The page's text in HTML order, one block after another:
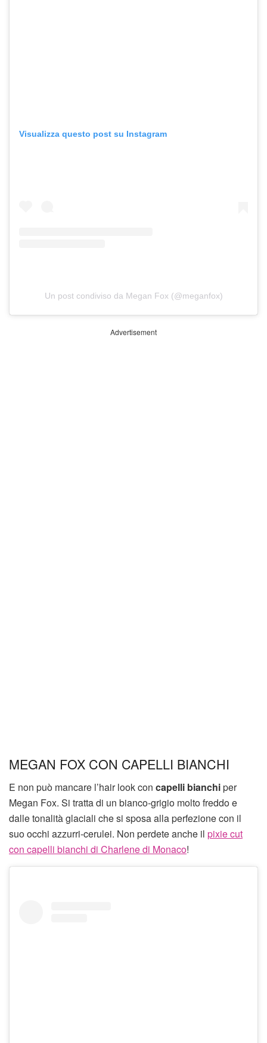
Visualizza questo post su Instagram
Un post condiviso da Megan Fox (@meganfox)
Advertisement
MEGAN FOX CON CAPELLI BIANCHI
E non può mancare l’hair look con capelli bianchiper
Megan Fox. Si tratta di un bianco-grigio molto freddo e
dalle tonalità glaciali che si sposa alla perfezione con il
suo occhi azzurri-cerulei. Non perdete anche il pixie cut
con capelli bianchi di Charlene di Monaco!